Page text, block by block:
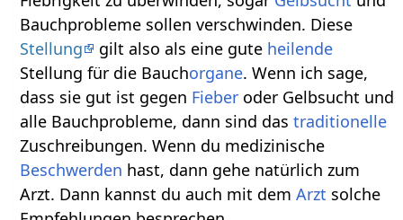
Bauchprobleme sollen verschwinden. Diese
Stellung
gilt also als eine gute heilende
Stellung für die Bauchorgane. Wenn ich sage,
dass sie gut ist gegen Fieber oder Gelbsucht und
alle Bauchprobleme, dann sind dastraditionelle
Zuschreibungen. Wenn du medizinische
Beschwerden hast, dann gehe natürlich zum
Arzt. Dann kannst du auch mit demArzt solche